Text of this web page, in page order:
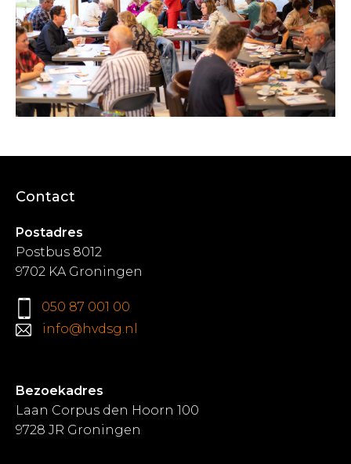
Contact
Postadres
Postbus 8012
9702 KA Groningen
050 87 001 00
info@hvdsg.nl
Bezoekadres
Laan Corpus den Hoorn 100
9728 JR Groningen